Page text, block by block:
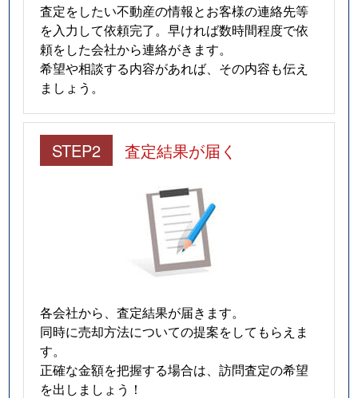
査定をしたい不動産の情報とお客様の連絡先等
を入力して依頼完了。早ければ数時間程度で依
頼をした会社から連絡がきます。
希望や相談する内容があれば、その内容も伝え
ましょう。
STEP2 査定結果が届く
各会社から、査定結果が届きます。
同時に売却方法についての提案をしてもらえま
す。
正確な金額を把握する場合は、訪問査定の希望
を出しましょう！